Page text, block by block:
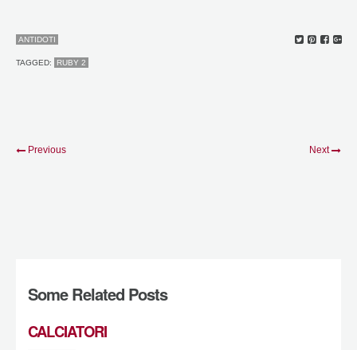
ANTIDOTI
TAGGED: RUBY 2
Previous Next
Some Related Posts
CALCIATORI